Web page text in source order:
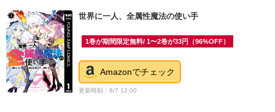
世界に一人、全属性魔法の使い手
1巻が期間限定無料/ 1〜2巻が33円（96%OFF）
Amazonでチェック
更新時刻：8/7 12:00